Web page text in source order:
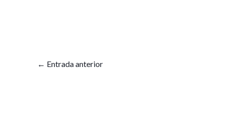
← Entrada anterior